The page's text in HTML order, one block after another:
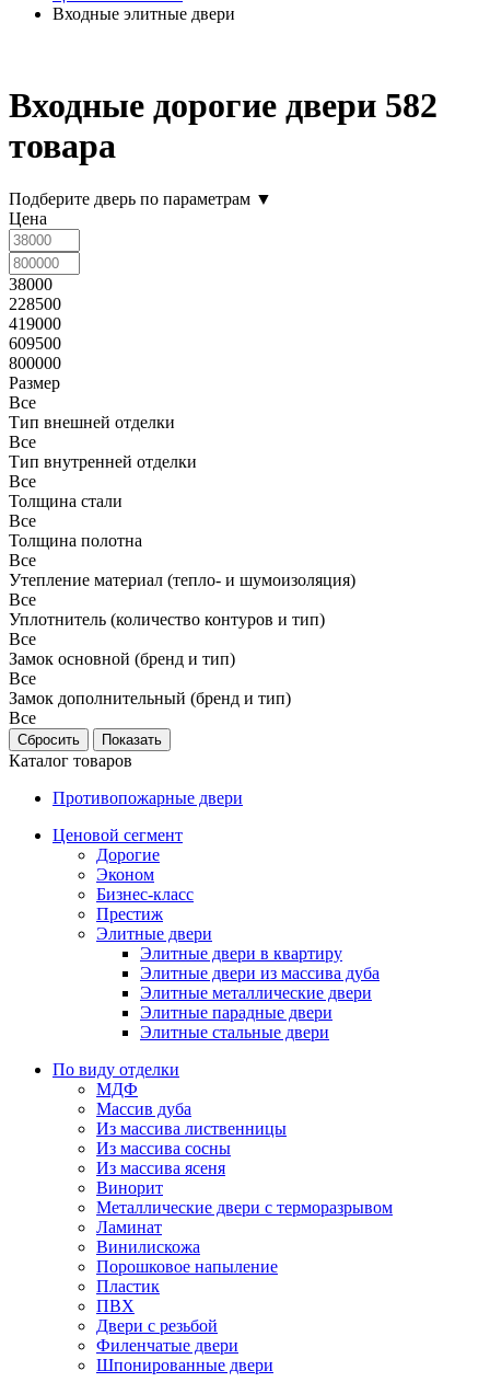
Входные элитные двери
Входные дорогие двери 582
товара
Подберите дверь по параметрам ▼
Цена
38000
228500
419000
609500
800000
Размер
Все
Тип внешней отделки
Все
Тип внутренней отделки
Все
Толщина стали
Все
Толщина полотна
Все
Утепление материал (тепло- и шумоизоляция)
Все
Уплотнитель (количество контуров и тип)
Все
Замок основной (бренд и тип)
Все
Замок дополнительный (бренд и тип)
Все
Каталог товаров
Противопожарные двери
Ценовой сегмент
Дорогие
Эконом
Бизнес-класс
Престиж
Элитные двери
Элитные двери в квартиру
Элитные двери из массива дуба
Элитные металлические двери
Элитные парадные двери
Элитные стальные двери
По виду отделки
МДФ
Массив дуба
Из массива лиственницы
Из массива сосны
Из массива ясеня
Винорит
Металлические двери с терморазрывом
Ламинат
Винилискожа
Порошковое напыление
Пластик
ПВХ
Двери с резьбой
Филенчатые двери
Шпонированные двери